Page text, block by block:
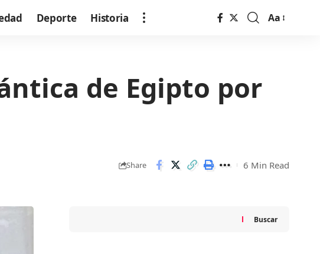
Deporte Historia
Font
Aa
de Egipto por
Share 6 Min Read
Buscar